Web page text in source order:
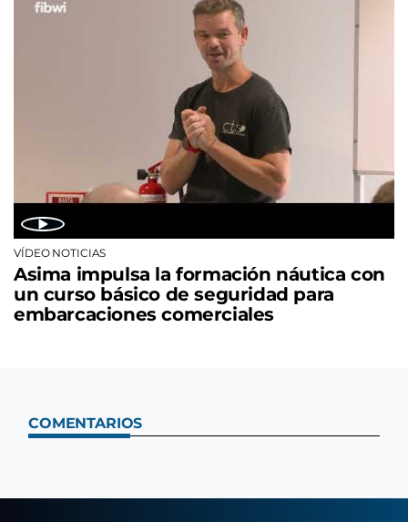
VÍDEO NOTICIAS
Asima impulsa la formación náutica con
un curso básico de seguridad para
embarcaciones comerciales
COMENTARIOS